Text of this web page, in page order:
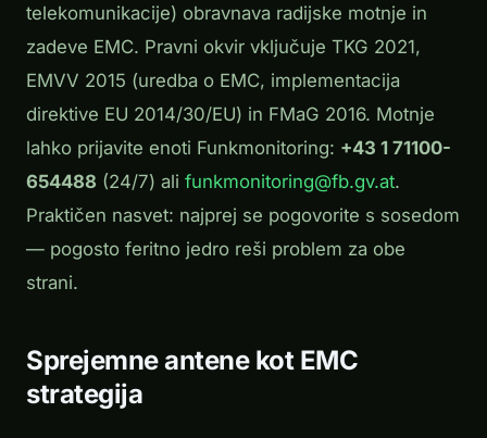
telekomunikacije) obravnava radijske motnje in
zadeve EMC. Pravni okvir vključuje TKG 2021,
EMVV 2015 (uredba o EMC, implementacija
direktive EU 2014/30/EU) in FMaG 2016. Motnje
lahko prijavite enoti Funkmonitoring: +43 1 71100-
654488 (24/7) ali funkmonitoring@fb.gv.at.
Praktičen nasvet: najprej se pogovorite s sosedom
— pogosto feritno jedro reši problem za obe
strani.
Sprejemne antene kot EMC
strategija